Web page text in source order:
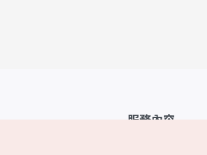
服務內容